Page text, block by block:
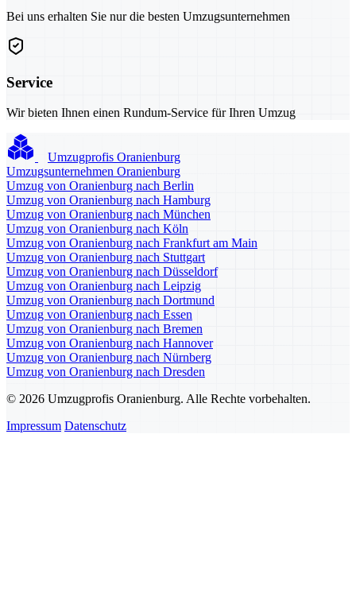
Bei uns erhalten Sie nur die besten Umzugsunternehmen
Service
Wir bieten Ihnen einen Rundum-Service für Ihren Umzug
Umzugprofis Oranienburg
Umzugsunternehmen Oranienburg
Umzug von Oranienburg nach Berlin
Umzug von Oranienburg nach Hamburg
Umzug von Oranienburg nach München
Umzug von Oranienburg nach Köln
Umzug von Oranienburg nach Frankfurt am Main
Umzug von Oranienburg nach Stuttgart
Umzug von Oranienburg nach Düsseldorf
Umzug von Oranienburg nach Leipzig
Umzug von Oranienburg nach Dortmund
Umzug von Oranienburg nach Essen
Umzug von Oranienburg nach Bremen
Umzug von Oranienburg nach Hannover
Umzug von Oranienburg nach Nürnberg
Umzug von Oranienburg nach Dresden
© 2026 Umzugprofis Oranienburg. Alle Rechte vorbehalten.
Impressum Datenschutz